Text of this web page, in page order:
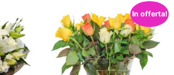
In offerta!
piante
che
purificano
l'aria